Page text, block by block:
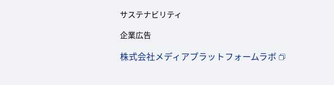
サステナビリティ
企業広告
株式会社メディアプラットフォームラボ